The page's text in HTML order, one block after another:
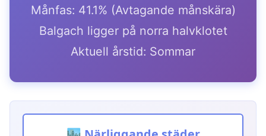
Månfas: 41.1% (Avtagande månskära)
Balgach ligger på norra halvklotet
Aktuell årstid: Sommar